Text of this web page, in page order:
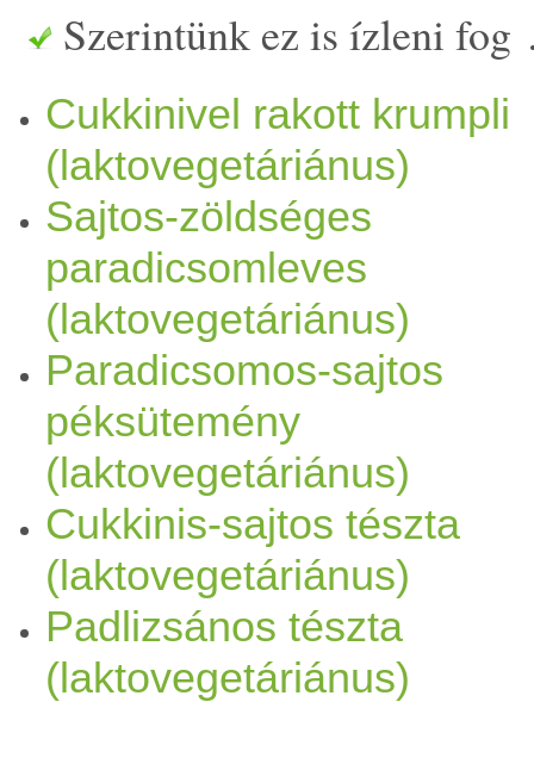
Szerintünk ez is ízleni
Cukkinivel rakott krumpli
(laktovegetáriánus)
Sajtos-zöldséges
paradicsomleves
(laktovegetáriánus)
Paradicsomos-sajtos
péksütemény
(laktovegetáriánus)
Cukkinis-sajtos tészta
(laktovegetáriánus)
Padlizsános tészta
(laktovegetáriánus)